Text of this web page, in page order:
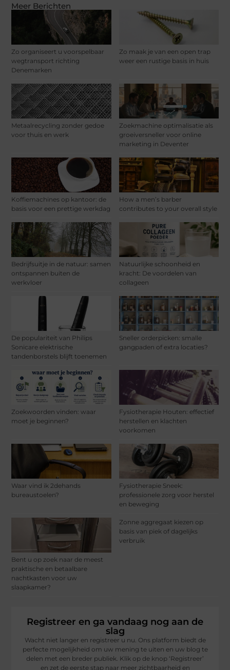
Meer Berichten
Zo organiseert u voorspelbaar
wegtransport richting
Denemarken
Zo maak je van een open trap
weer een rustige basis in huis
Metaalrecycling zonder gedoe
voor thuis en werk
Zoekmachine optimalisatie als
groeiversneller voor online
marketing in Deventer
Koffiemachines op kantoor: de
basis voor een prettige werkdag
How a men’s barber
contributes to your overall style
Bedrijfsuitje in de natuur: samen
ontspannen buiten de
werkvloer
Natuurlijke schoonheid en
kracht: De voordelen van
collageen
De populariteit van Philips
Sonicare elektrische
tandenborstels blijft toenemen
Sneller orderpicken: smalle
gangpaden of extra locaties?
Zoekwoorden vinden: waar
moet je beginnen?
Fysiotherapie Houten: effectief
herstellen en klachten
voorkomen
Waar vind ik 2dehands
bureaustoelen?
Fysiotherapie Sneek:
professionele zorg voor herstel
en beweging
Bent u op zoek naar de meest
praktische en betaalbare
nachtkasten voor uw
slaapkamer?
Zonne aggregaat kiezen op
basis van piek of dagelijks
verbruik
Registreer en ga vandaag nog aan de
slag
Wacht niet langer en registreer u nu. Ons platform biedt de
perfecte mogelijkheid om uw mening te uiten en uw blog te
delen met een breder publiek. Klik op de knop ‘Registreer’
en zet de eerste stap naar meer zichtbaarheid en